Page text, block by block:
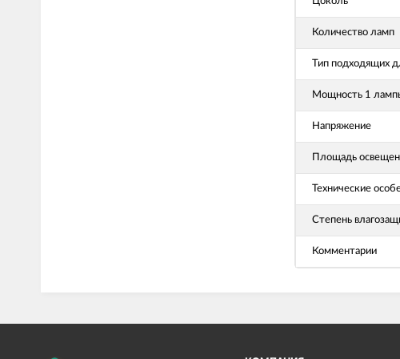
Количество ламп
Тип подходящих
Мощность 1
Напряжение
Площадь
Технические
Степень
Комментарии